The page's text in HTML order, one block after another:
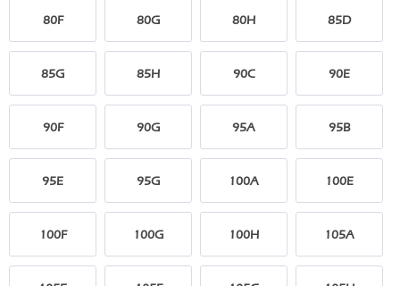
80F 80G 80H 85D
85G 85H 90C 90E
90F 90G 95A 95B
95E 95G 100A 100E
100F 100G 100H 105A